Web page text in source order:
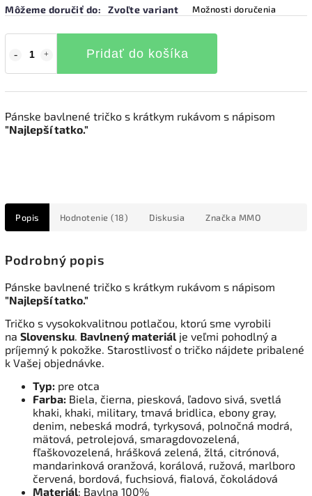
Môžeme doručiť do: Zvoľte variant Možnosti doručenia
Pridať do košíka
Pánske bavlnené tričko s krátkym rukávom s nápisom
"Najlepší tatko."
Popis Hodnotenie (18) Diskusia Značka MMO
Podrobný popis
Pánske bavlnené tričko s krátkym rukávom s nápisom
"Najlepší tatko."
Tričko s vysokokvalitnou potlačou, ktorú sme vyrobili
na Slovensku. Bavlnený materiál je veľmi pohodlný a
príjemný k pokožke. Starostlivosť o tričko nájdete pribalené
k Vašej objednávke.
Typ: pre otca
Farba: Biela, čierna, piesková, ľadovo sivá, svetlá
khaki, khaki, military, tmavá bridlica, ebony gray,
denim, nebeská modrá, tyrkysová, polnočná modrá,
mätová, petrolejová, smaragdovozelená,
fľaškovozelená, hrášková zelená, žltá, citrónová,
mandarinková oranžová, korálová, ružová, marlboro
červená, bordová, fuchsiová, fialová, čokoládová
Materiál: Bavlna 100%